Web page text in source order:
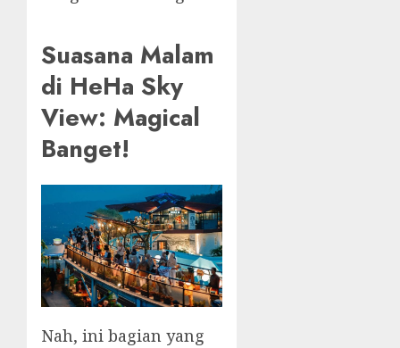
Suasana Malam
di HeHa Sky
View: Magical
Banget!
Nah, ini bagian yang